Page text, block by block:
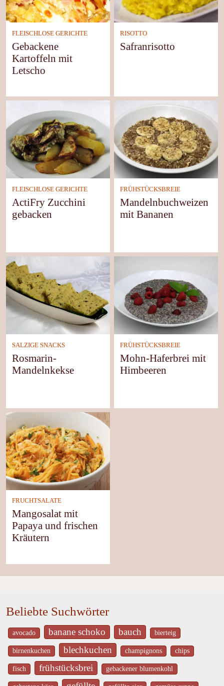
FLEISCHLOSE GERICHTE
Gebackene
Kartoffeln mit
Letscho
RISOTTO
Safranrisotto
FLEISCHLOSE GERICHTE
ActiFry Zucchini
gebacken
FRÜHSTÜCKSBREIE
Mandelnbuchweizen
mit Bananen
SALZIGE SNACKS
Rosmarin-
Mandelnkekse
FRÜHSTÜCKSBREIE
Mohn-Haferbrei mit
Himbeeren
FRUCHTSALATE
Mangosalat mit
Papaya und frischen
Kräutern
Beliebte Suchwörter
avocado banane schoko bauch bierteig
birnenkuchen blechkuchen champignons chips
fisch frühstücksbrei gebackener blumenkohl